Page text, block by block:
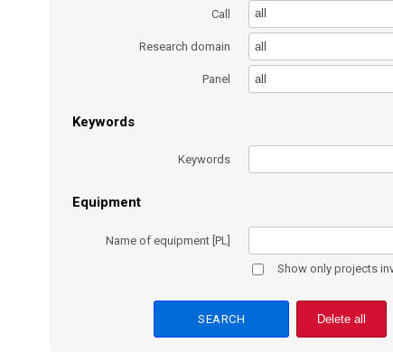
Call all
Research domain all
Panel all
Keywords
Keywords
Equipment
Name of equipment [PL]
Show only projects
Delete all